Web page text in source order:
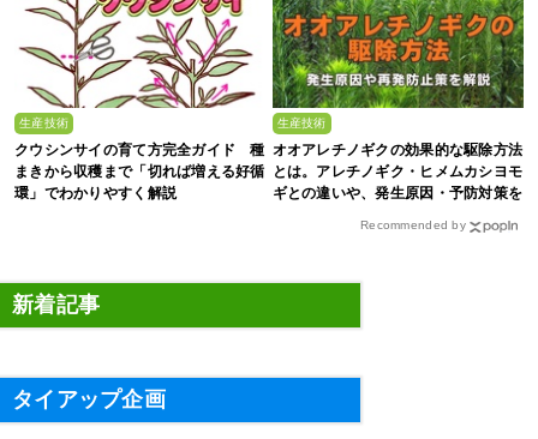
生産技術
クウシンサイの育て方完全ガイド 種
まきから収穫まで「切れば増える好循
環」でわかりやすく解説
生産技術
オオアレチノギクの効果的な駆除方法
とは。アレチノギク・ヒメムカシヨモ
ギとの違いや、発生原因・予防対策を
Recommended by
新着記事
タイアップ企画